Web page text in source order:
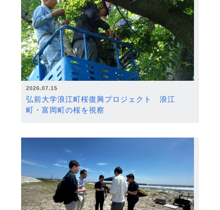
2026.07.15
弘前大学浪江町桜復興プロジェクト 浪江
町・富岡町の桜を視察